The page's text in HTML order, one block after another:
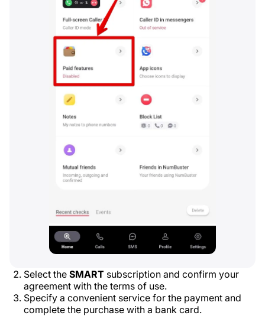
Select the SMART subscription and confirm your
agreement with the terms of use.
Specify a convenient service for the payment and
complete the purchase with a bank card.